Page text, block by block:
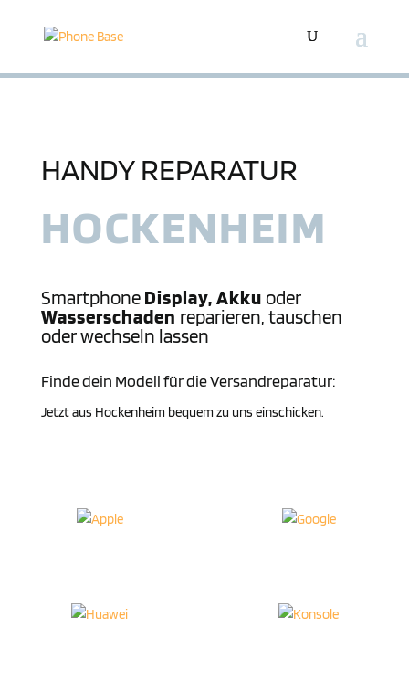
HANDY REPARATUR
HOCKEN­HEIM
Smartphone Display, Akku oder
Wasserschaden reparieren, tauschen
oder wechseln lassen
Finde dein Modell für die Versandreparatur:
Jetzt aus Hocken­heim bequem zu uns einschicken.